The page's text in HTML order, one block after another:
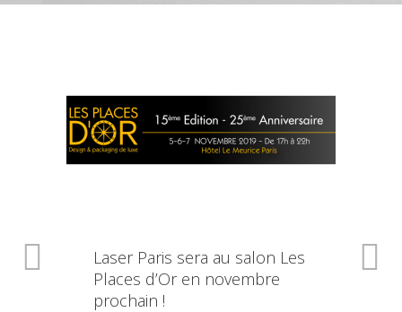
Laser Paris sera au salon Les
Places d’Or en novembre
prochain !